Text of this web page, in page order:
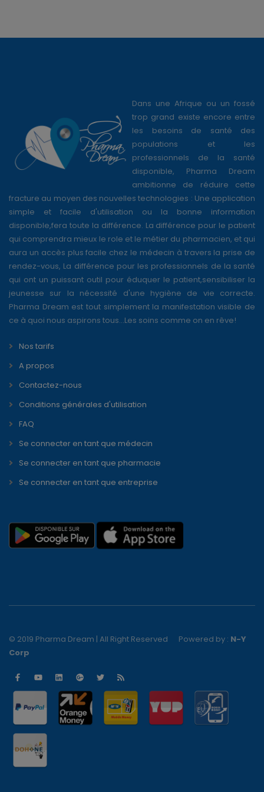
Dans une Afrique ou un fossé
trop grand existe encore entre
les besoins de santé des
populations et les
professionnels de la santé
disponible, Pharma Dream
ambitionne de réduire cette
fracture au moyen des nouvelles technologies : Une application
simple et facile d'utilisation ou la bonne information
disponible,fera toute la différence. La différence pour le patient
qui comprendra mieux le role et le métier du pharmacien, et qui
aura un accès plus facile chez le médecin à travers la prise de
rendez-vous, La différence pour les professionnels de la santé
qui ont un puissant outil pour éduquer le patient,sensibiliser la
jeunesse sur la nécessité d'une hygiène de vie correcte.
Pharma Dream est tout simplement la manifestation visible de
ce à quoi nous aspirons tous...Les soins comme on en rêve!
Nos tarifs
A propos
Contactez-nous
Conditions générales d'utilisation
FAQ
Se connecter en tant que médecin
Se connecter en tant que pharmacie
Se connecter en tant que entreprise
© 2019 Pharma Dream | All Right Reserved Powered by : N-Y
Corp